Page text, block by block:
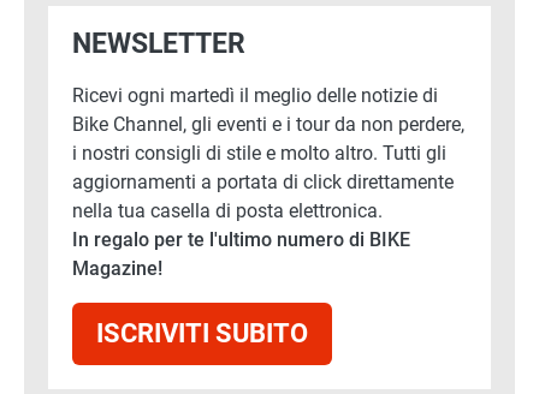
NEWSLETTER
Ricevi ogni martedì il meglio delle notizie di
Bike Channel, gli eventi e i tour da non perdere,
i nostri consigli di stile e molto altro. Tutti gli
aggiornamenti a portata di click direttamente
nella tua casella di posta elettronica.
In regalo per te l'ultimo numero di BIKE
Magazine!
ISCRIVITI SUBITO